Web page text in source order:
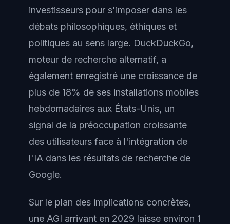
investisseurs pour s'imposer dans les
débats philosophiques, éthiques et
politiques au sens large. DuckDuckGo,
moteur de recherche alternatif, a
également enregistré une croissance de
plus de 18% de ses installations mobiles
hebdomadaires aux États-Unis, un
signal de la préoccupation croissante
des utilisateurs face à l'intégration de
l'IA dans les résultats de recherche de
Google.
Sur le plan des implications concrètes,
une AGI arrivant en 2029 laisse environ 1